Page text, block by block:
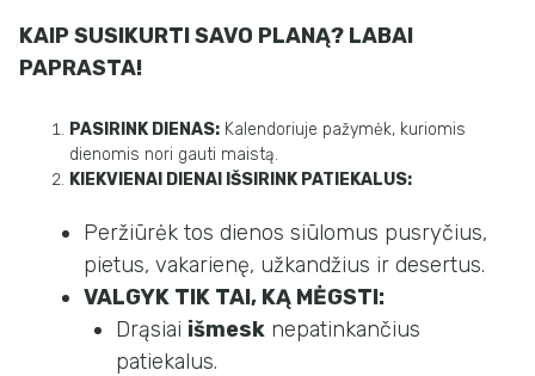
KAIP SUSIKURTI SAVO PLANĄ? LABAI
PAPRASTA!
PASIRINK DIENAS: Kalendoriuje pažymėk, kuriomis
dienomis nori gauti maistą.
KIEKVIENAI DIENAI IŠSIRINK PATIEKALUS:
Peržiūrėk tos dienos siūlomus pusryčius,
pietus, vakarienę, užkandžius ir desertus.
VALGYK TIK TAI, KĄ MĖGSTI:
Drąsiai išmesk nepatinkančius
patiekalus.